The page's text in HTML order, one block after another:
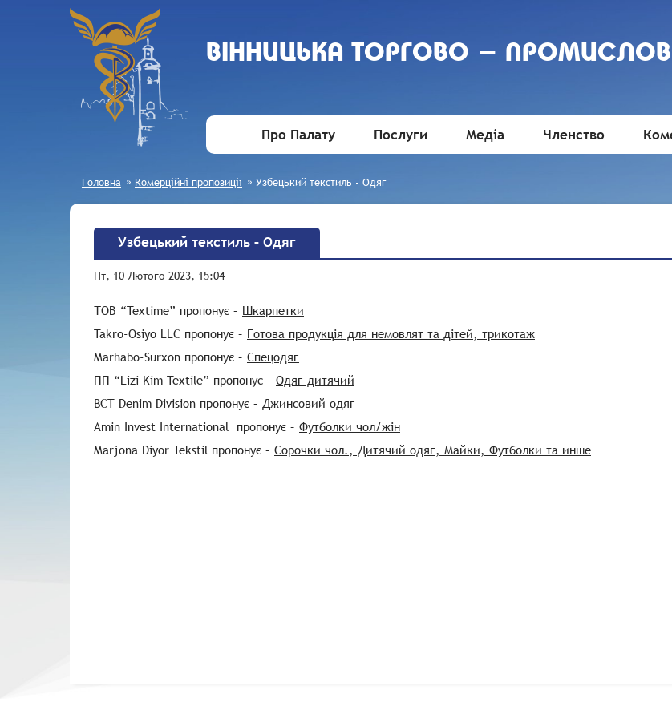
ВIННИЦЬКА ТОРГОВО -
Про Палату Послуги Медіа Членство
Головна » Комерційні пропозиції » Узбецький текстиль - Одяг
Узбецький текстиль – Одяг
Пт, 10 Лютого 2023, 15:04
ТОВ “Textime” пропонує – Шкарпетки
Takro-Osiyo LLC пропонує – Готова продукція для немовлят та дітей, трикотаж
Marhabo-Surxon пропонує – Спецодяг
ПП “Lizi Kim Textile” пропонує – Одяг дитячий
BCT Denim Division пропонує – Джинсовий одяг
Amin Invest International пропонує – Футболки чол/жін
Marjona Diyor Tekstil пропонує – Сорочки чол., Дитячий одяг, Майки, Футболки та инше